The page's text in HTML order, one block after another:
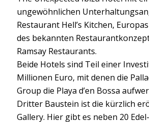
ungewöhnlichen
Restaurant Hell’s Kitchen,
des bekannten
Ramsay Restaurants.
Beide Hotels sind Teil einer
Millionen Euro, mit denen die
Group die Playa d’en Bossa
Dritter Baustein ist die kürzlich
Gallery. Hier gibt es neben 20